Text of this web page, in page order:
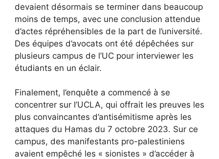
devaient désormais se terminer dans beaucoup
moins de temps, avec une conclusion attendue
d’actes répréhensibles de la part de l’université.
Des équipes d’avocats ont été dépêchées sur
plusieurs campus de l’UC pour interviewer les
étudiants en un éclair.
Finalement, l’enquête a commencé à se
concentrer sur l’UCLA, qui offrait les preuves les
plus convaincantes d’antisémitisme après les
attaques du Hamas du 7 octobre 2023. Sur ce
campus, des manifestants pro-palestiniens
avaient empêché les « sionistes » d’accéder à